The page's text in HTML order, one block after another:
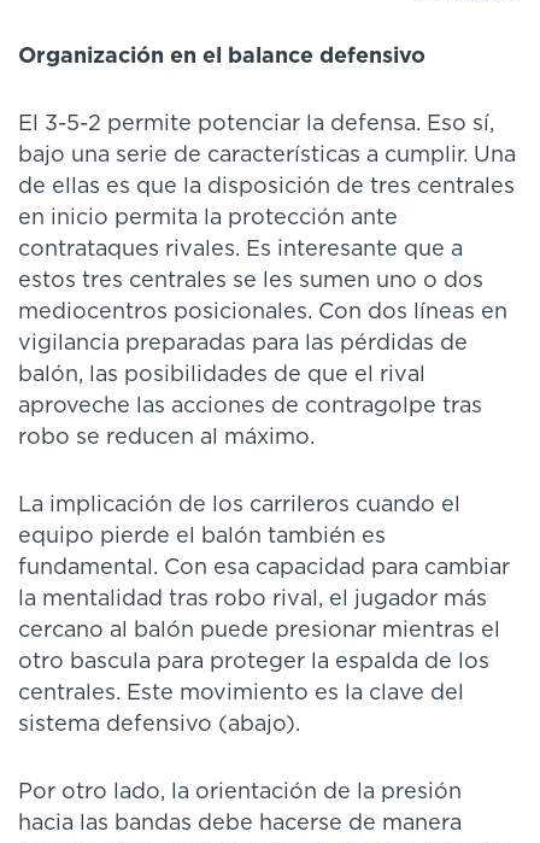
Organización en el balance defensivo
El 3-5-2 permite potenciar la defensa. Eso sí,
bajo una serie de características a cumplir. Una
de ellas es que la disposición de tres centrales
en inicio permita la protección ante
contrataques rivales. Es interesante que a
estos tres centrales se les sumen uno o dos
mediocentros posicionales. Con dos líneas en
vigilancia preparadas para las pérdidas de
balón, las posibilidades de que el rival
aproveche las acciones de contragolpe tras
robo se reducen al máximo.
La implicación de los carrileros cuando el
equipo pierde el balón también es
fundamental. Con esa capacidad para cambiar
la mentalidad tras robo rival, el jugador más
cercano al balón puede presionar mientras el
otro bascula para proteger la espalda de los
centrales. Este movimiento es la clave del
sistema defensivo (abajo).
Por otro lado, la orientación de la presión
hacia las bandas debe hacerse de manera